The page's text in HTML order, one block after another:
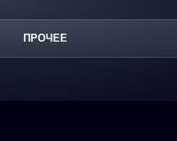
ПРОЧЕЕ